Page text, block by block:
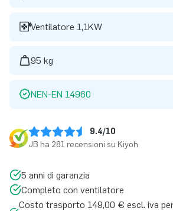
Ventilatore 1,1KW
95 kg
NEN-EN 14960
9.4/10
JB ha 281 recensioni su Kiyoh
5 anni di garanzia
Completo con ventilatore
Costo trasporto 149,00 € escl. iva